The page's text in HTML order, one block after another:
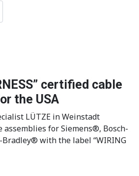
certified cable
the USA
LÜTZE in Weinstadt
assemblies for Siemens®, Bosch-
with the label “WIRING